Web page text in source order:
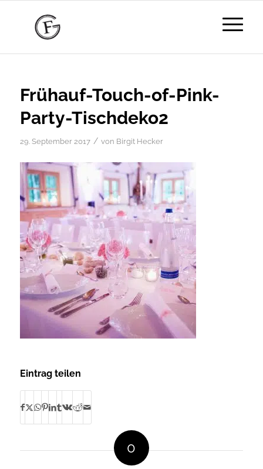
Frühauf-Touch-of-Pink-
Party-Tischdeko2
29. September 2017 / von Birgit Hecker
Eintrag teilen
0